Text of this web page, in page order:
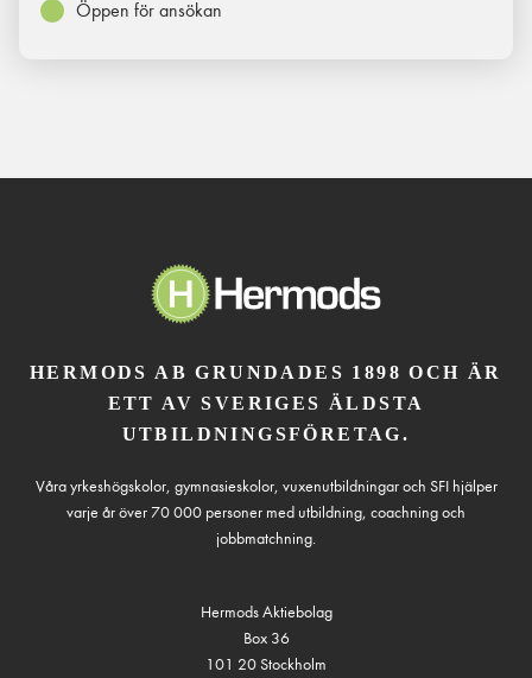
Öppen för ansökan
HERMODS AB GRUNDADES 1898 OCH ÄR
ETT AV SVERIGES ÄLDSTA
UTBILDNINGSFÖRETAG.
Våra yrkeshögskolor, gymnasieskolor, vuxenutbildningar och SFI hjälper
varje år över 70 000 personer med utbildning, coachning och
jobbmatchning.
Hermods Aktiebolag
Box 36
101 20 Stockholm